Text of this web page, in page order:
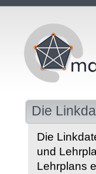
Die
Die
und
Lehrplans